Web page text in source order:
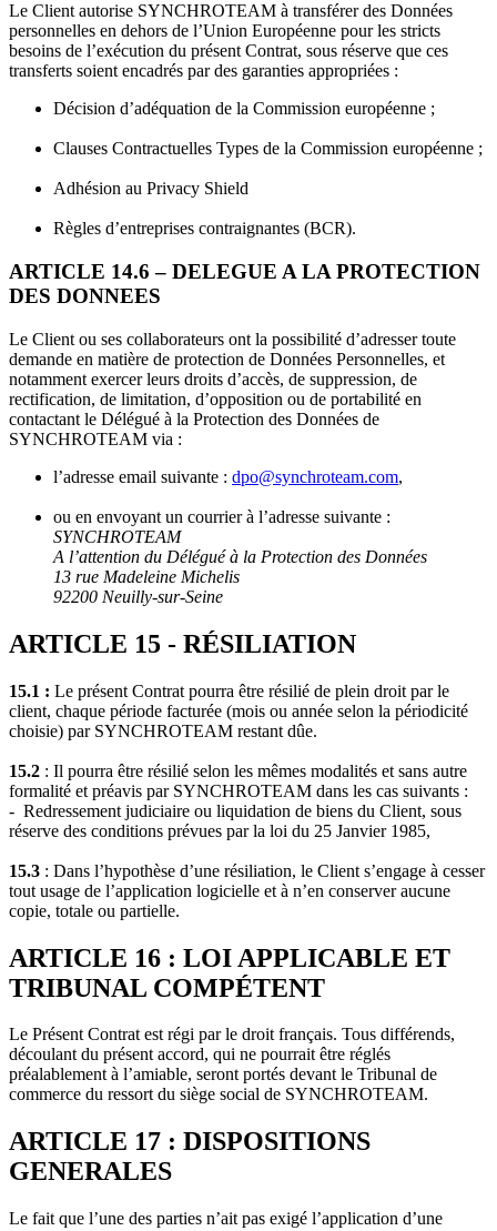
Le Client autorise SYNCHROTEAM à transférer des Données
personnelles en dehors de l’Union Européenne pour les stricts
besoins de l’exécution du présent Contrat, sous réserve que ces
transferts soient encadrés par des garanties appropriées :
Décision d’adéquation de la Commission européenne ;
Clauses Contractuelles Types de la Commission européenne ;
Adhésion au Privacy Shield
Règles d’entreprises contraignantes (BCR).
ARTICLE 14.6 – DELEGUE A LA PROTECTION
DES DONNEES
Le Client ou ses collaborateurs ont la possibilité d’adresser toute
demande en matière de protection de Données Personnelles, et
notamment exercer leurs droits d’accès, de suppression, de
rectification, de limitation, d’opposition ou de portabilité en
contactant le Délégué à la Protection des Données de
SYNCHROTEAM via :
l’adresse email suivante : dpo@synchroteam.com,
ou en envoyant un courrier à l’adresse suivante :
SYNCHROTEAM
A l’attention du Délégué à la Protection des Données
13 rue Madeleine Michelis
92200 Neuilly-sur-Seine
ARTICLE 15 - RÉSILIATION
15.1 : Le présent Contrat pourra être résilié de plein droit par le
client, chaque période facturée (mois ou année selon la périodicité
choisie) par SYNCHROTEAM restant dûe.
15.2 : Il pourra être résilié selon les mêmes modalités et sans autre
formalité et préavis par SYNCHROTEAM dans les cas suivants :
- Redressement judiciaire ou liquidation de biens du Client, sous
réserve des conditions prévues par la loi du 25 Janvier 1985,
15.3 : Dans l’hypothèse d’une résiliation, le Client s’engage à cesser
tout usage de l’application logicielle et à n’en conserver aucune
copie, totale ou partielle.
ARTICLE 16 : LOI APPLICABLE ET
TRIBUNAL COMPÉTENT
Le Présent Contrat est régi par le droit français. Tous différends,
découlant du présent accord, qui ne pourrait être réglés
préalablement à l’amiable, seront portés devant le Tribunal de
commerce du ressort du siège social de SYNCHROTEAM.
ARTICLE 17 : DISPOSITIONS
GENERALES
Le fait que l’une des parties n’ait pas exigé l’application d’une